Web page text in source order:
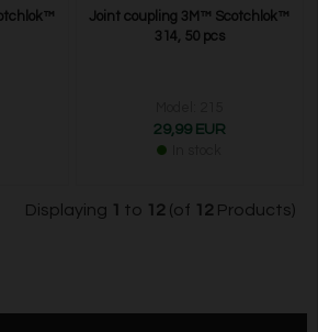
Joint coupling 3M™ Scotchlok™
314, 50 pcs
29,99 EUR
Displaying 1 to 12 (of 12 Products)